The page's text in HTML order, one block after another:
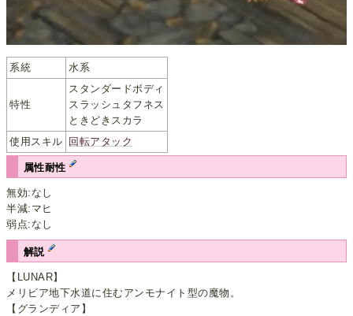
系統 水系
特性
スタンダードボディ
スラッシュタフネス
ときどきスカラ
使用スキル
回転アタック
属性耐性
無効:なし
半減:マヒ
弱点:なし
解説
【LUNAR】
メリビア地下水道に住むアンモナイト型の魔物。
【グランディア】